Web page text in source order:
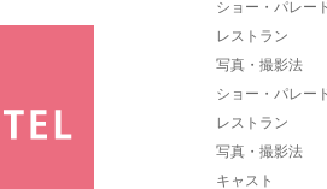
ショー・パレー
レストラン
写真・撮影法
ショー・パレー
レストラン
写真・撮影法
キャスト